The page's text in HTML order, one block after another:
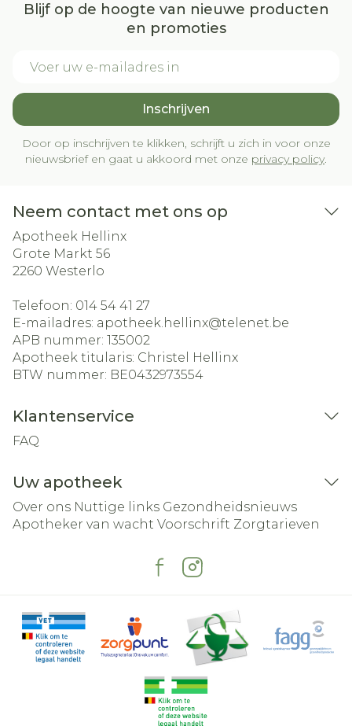
Blijf op de hoogte van nieuwe producten
en promoties
Inschrijven
Door op inschrijven te klikken, schrijft u zich in voor onze
nieuwsbrief en gaat u akkoord met onze privacy policy.
Neem contact met ons op
Apotheek Hellinx
Grote Markt 56
2260 Westerlo
Telefoon: 014 54 41 27
E-mailadres: apotheek.hellinx@telenet.be
APB nummer: 135002
Apotheek titularis: Christel Hellinx
BTW nummer: BE0432973554
Klantenservice
FAQ
Uw apotheek
Over ons Nuttige links Gezondheidsnieuws
Apotheker van wacht Voorschrift Zorgtarieven